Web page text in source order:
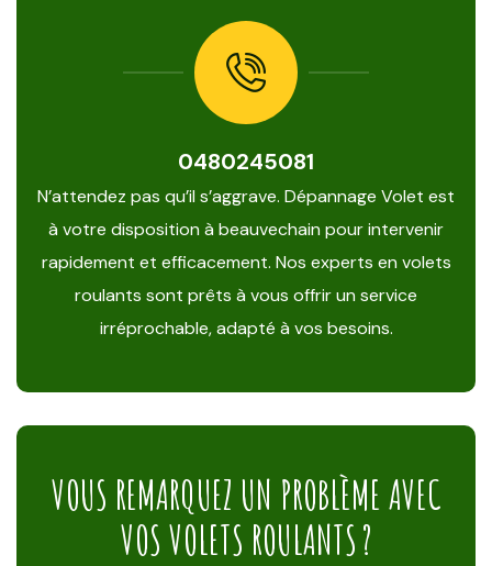
0480245081
N’attendez pas qu’il s’aggrave. Dépannage Volet est
à votre disposition à beauvechain pour intervenir
rapidement et efficacement. Nos experts en volets
roulants sont prêts à vous offrir un service
irréprochable, adapté à vos besoins.
VOUS REMARQUEZ UN PROBLÈME AVEC
VOS VOLETS ROULANTS ?